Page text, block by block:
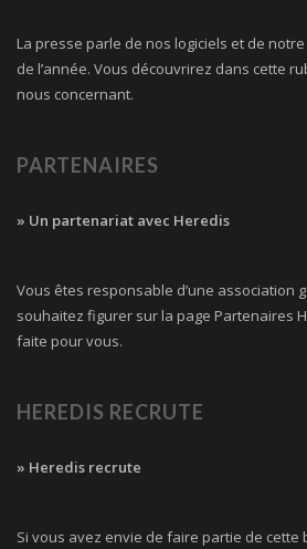
La presse parle de nos logiciels et de
de l’année. Vous découvrirez dans cette
nous concernant.
PARTENAIRES
» Un partenariat avec Heredis
Vous êtes responsable d’une association
souhaitez figurer sur la page Partenaires
faite pour vous.
HEREDIS RECRUTE
» Heredis recrute
Si vous avez envie de faire partie de cette